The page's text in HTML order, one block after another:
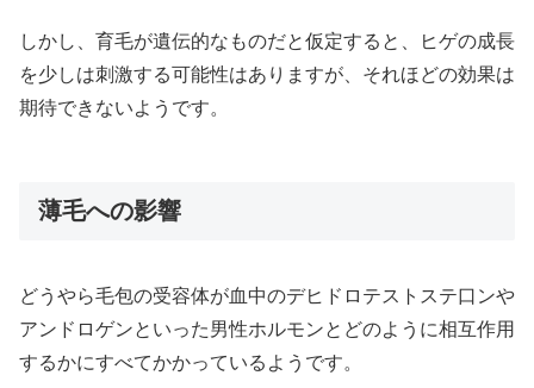
しかし、育毛が遺伝的なものだと仮定すると、ヒゲの成長
を少しは刺激する可能性はありますが、それほどの効果は
期待できないようです。
薄毛への影響
どうやら毛包の受容体が血中のデヒドロテストステ口ンや
アンドロゲンといった男性ホルモンとどのように相互作用
するかにすべてかかっているようです。